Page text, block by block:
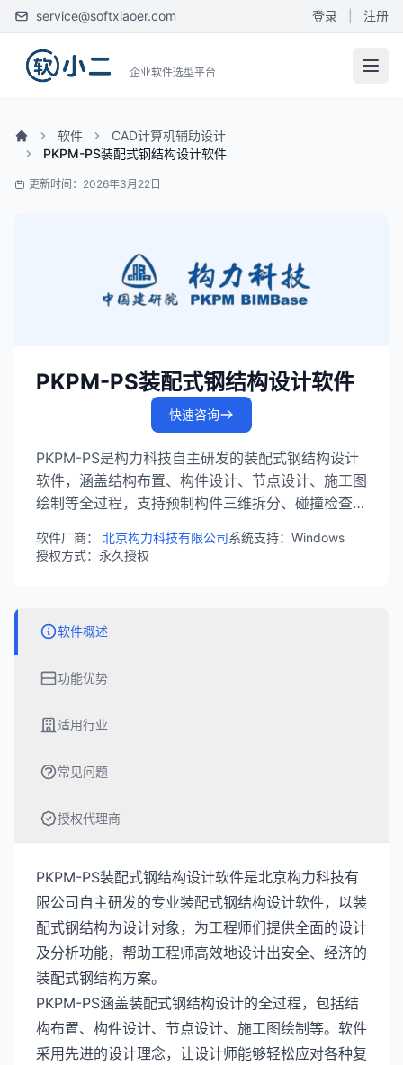
service@softxiaoer.com 登录 注册
企业软件选型平台
软件
CAD计算机辅助设计
PKPM-PS装配式钢结构设计软件
更新时间：2026年3月22日
PKPM-PS装配式钢结构设计软件
快速咨询
PKPM-PS是构力科技自主研发的装配式钢结构设计
软件，涵盖结构布置、构件设计、节点设计、施工图
绘制等全过程，支持预制构件三维拆分、碰撞检查、
接。
软件厂商： 北京构力科技有限公司系统支持：Windows
授权方式：永久授权
软件概述
功能优势
适用行业
常见问题
授权代理商
PKPM-PS装配式钢结构设计软件是北京构力科技有
限公司自主研发的专业装配式钢结构设计软件，以装
配式钢结构为设计对象，为工程师们提供全面的设计
及分析功能，帮助工程师高效地设计出安全、经济的
装配式钢结构方案。
PKPM-PS涵盖装配式钢结构设计的全过程，包括结
构布置、构件设计、节点设计、施工图绘制等。软件
采用先进的设计理念，让设计师能够轻松应对各种复